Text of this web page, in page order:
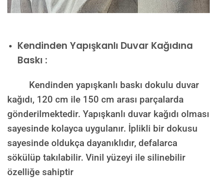
Kendinden Yapışkanlı Duvar Kağıdına
Baskı :
Kendinden yapışkanlı baskı dokulu duvar
kağıdı, 120 cm ile 150 cm arası parçalarda
gönderilmektedir. Yapışkanlı duvar kağıdı olması
sayesinde kolayca uygulanır. İplikli bir dokusu
sayesinde oldukça dayanıklıdır, defalarca
sökülüp takılabilir. Vinil yüzeyi ile silinebilir
özelliğe sahiptir